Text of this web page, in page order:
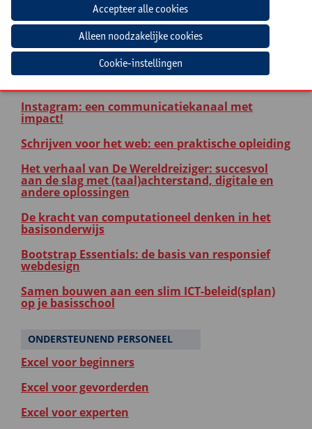
Procesbegeleiding: veranderen met impact!
ICT-COÖRDINATOR
Kinderen van het eerste en tweede leerjaar leren
Instagram: een communicatiekanaal met
impact!
Schrijven voor het web: een praktische opleiding
Het verhaal van De Wereldreiziger: succesvol
aan de slag met (taal)achterstand, digitale en
andere oplossingen
De kracht van computationeel denken in het
basisonderwijs
Bootstrap Essentials: de basis van responsief
webdesign
Samen bouwen aan een slim ICT-beleid(splan)
op je basisschool
ONDERSTEUNEND PERSONEEL
Excel voor beginners
Excel voor gevorderden
Excel voor experten
Cookie-instellingen